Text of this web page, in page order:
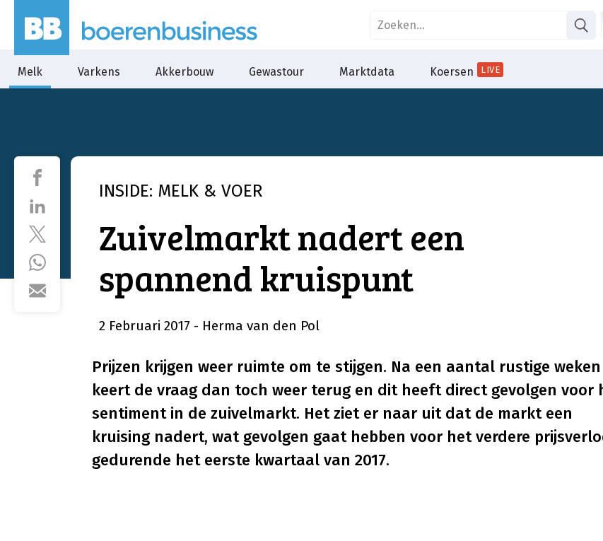
Melk Varkens Akkerbouw Gewastour Marktdata Koersen LIVE
INSIDE: MELK & VOER
Zuivelmarkt nadert een
spannend kruispunt
2 Februari 2017 - Herma van den Pol
Prijzen krijgen weer ruimte om te stijgen. Na een aantal rustige weken
keert de vraag dan toch weer terug en dit heeft direct gevolgen voor
sentiment in de zuivelmarkt. Het ziet er naar uit dat de markt een
kruising nadert, wat gevolgen gaat hebben voor het verdere
gedurende het eerste kwartaal van 2017.